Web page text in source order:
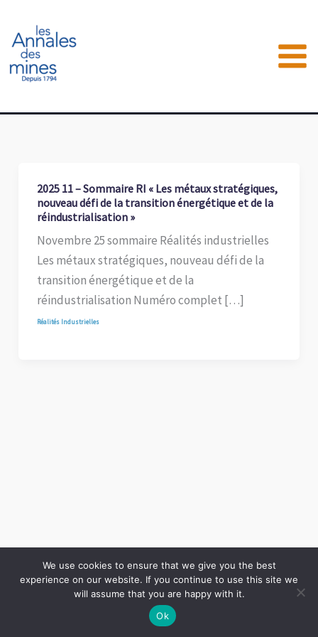
contenu
2025 11 – Sommaire RI « Les métaux stratégiques,
nouveau défi de la transition énergétique et de la
réindustrialisation »
Novembre 25 sommaire Réalités industrielles
Les métaux stratégiques, nouveau défi de la
transition énergétique et de la
réindustrialisation Numéro complet […]
Réalités Industrielles
Copyright © 2026 LES ANNALES DES MINES | Powered by Thème WordPress Astra
We use cookies to ensure that we give you the best
experience on our website. If you continue to use this site we
will assume that you are happy with it.
Ok